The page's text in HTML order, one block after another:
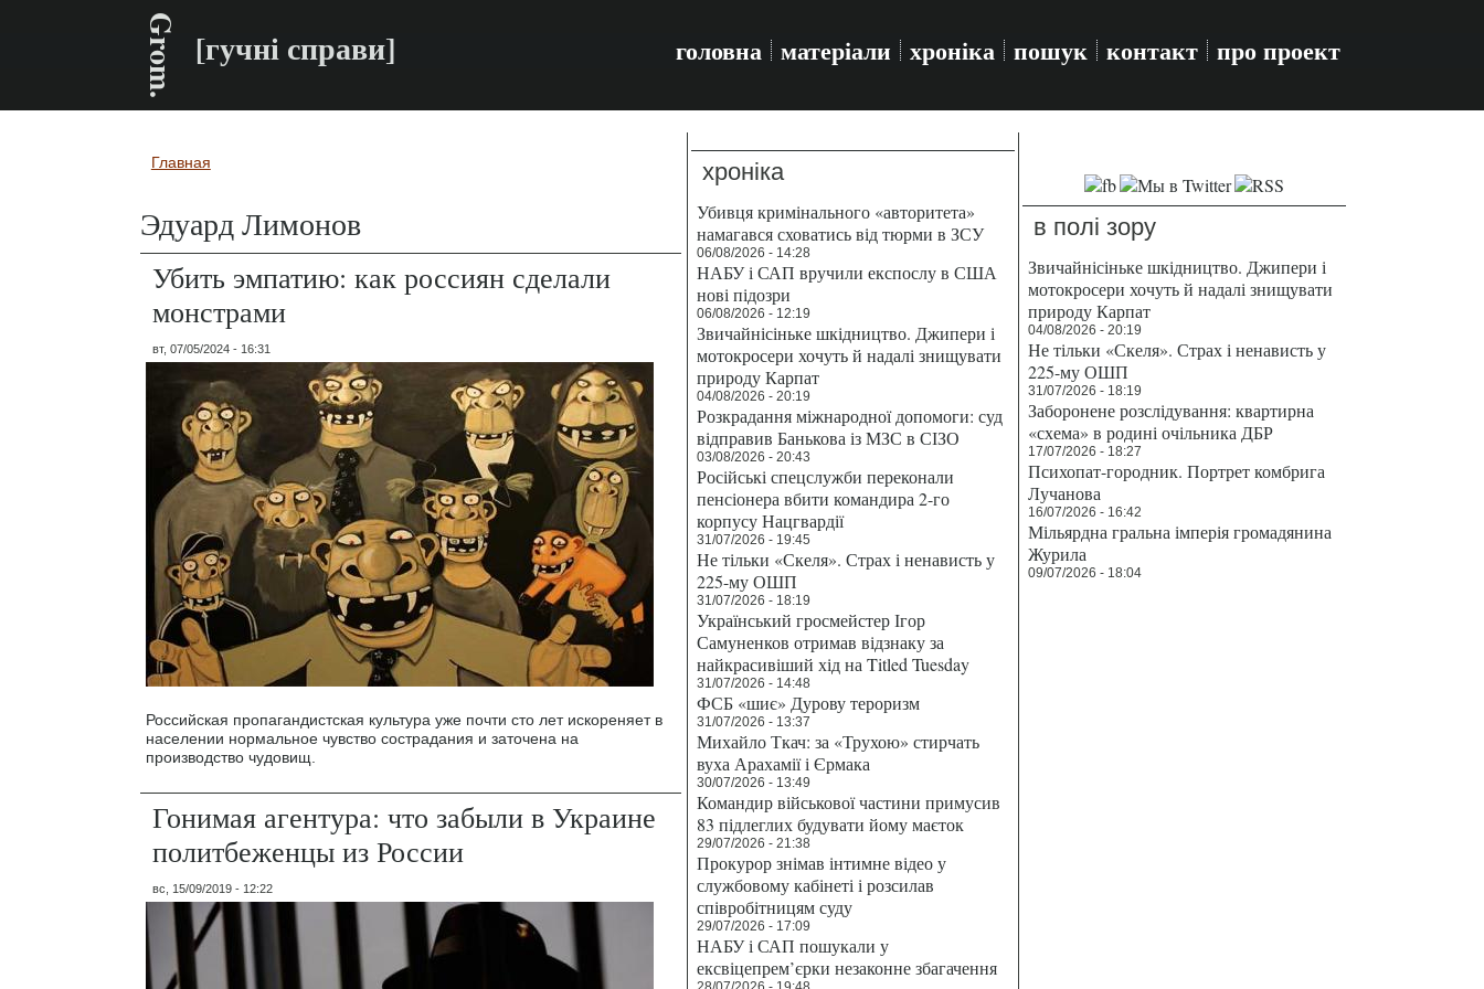
Grom. [гучні справи] головна матеріали хроніка пошук контакт про проект
Вы здесь
Главная
Эдуард Лимонов
Убить эмпатию: как россиян сделали
монстрами
вт, 07/05/2024 - 16:31
Российская пропагандистская культура уже почти сто лет искореняет в
населении нормальное чувство сострадания и заточена на
производство чудовищ.
Гонимая агентура: что забыли в Украине
политбеженцы из России
вс, 15/09/2019 - 12:22
хроніка
Убивця кримінального «авторитета»
намагався сховатись від тюрми в ЗСУ
06/08/2026 - 14:28
НАБУ і САП вручили експослу в США
нові підозри
06/08/2026 - 12:19
Звичайнісіньке шкідництво. Джипери і
мотокросери хочуть й надалі знищувати
природу Карпат
04/08/2026 - 20:19
Розкрадання міжнародної допомоги: суд
відправив Банькова із МЗС в СІЗО
03/08/2026 - 20:43
Російські спецслужби переконали
пенсіонера вбити командира 2-го
корпусу Нацгвардії
31/07/2026 - 19:45
Не тільки «Скеля». Страх і ненависть у
225-му ОШП
31/07/2026 - 18:19
Український гросмейстер Ігор
Самуненков отримав відзнаку за
найкрасивіший хід на Titled Tuesday
31/07/2026 - 14:48
ФСБ «шиє» Дурову тероризм
31/07/2026 - 13:37
Михайло Ткач: за «Трухою» стирчать
вуха Арахамії і Єрмака
30/07/2026 - 13:49
Командир військової частини примусив
83 підлеглих будувати йому маєток
29/07/2026 - 21:38
Прокурор знімав інтимне відео у
службовому кабінеті і розсилав
співробітницям суду
29/07/2026 - 17:09
НАБУ і САП пошукали у
ексвіцепрем’єрки незаконне збагачення
в полі зору
Звичайнісіньке шкідництво. Джипери і
мотокросери хочуть й надалі знищувати
природу Карпат
04/08/2026 - 20:19
Не тільки «Скеля». Страх і ненависть у
225-му ОШП
31/07/2026 - 18:19
Заборонене розслідування: квартирна
«схема» в родині очільника ДБР
17/07/2026 - 18:27
Психопат-городник. Портрет комбрига
Лучанова
16/07/2026 - 16:42
Мільярдна гральна імперія громадянина
Журила
09/07/2026 - 18:04